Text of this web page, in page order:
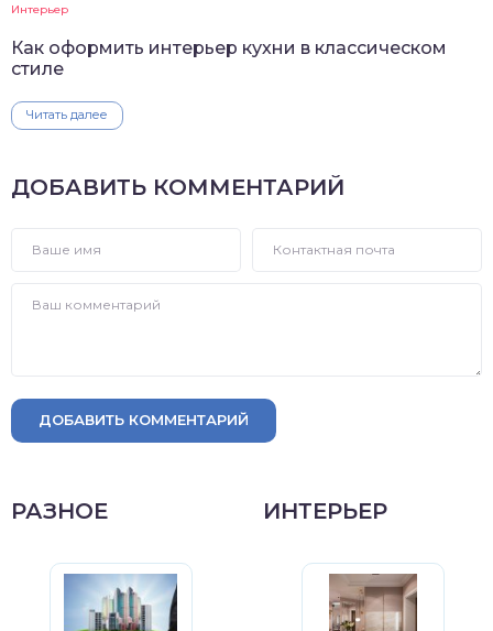
Интерьер
Как оформить интерьер кухни в классическом
стиле
Читать далее
ДОБАВИТЬ КОММЕНТАРИЙ
ДОБАВИТЬ КОММЕНТАРИЙ
РАЗНОЕ ИНТЕРЬЕР